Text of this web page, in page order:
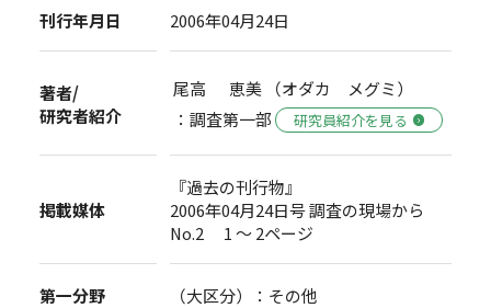
刊行年月日 2006年04月24日
著者/
研究者紹介
尾高 恵美 （オダカ メグミ）
：調査第一部
研究員紹介を見る
掲載媒体
『過去の刊行物』
2006年04月24日号 調査の現場から
No.2 1 ～ 2ページ
第一分野 （大区分）：その他